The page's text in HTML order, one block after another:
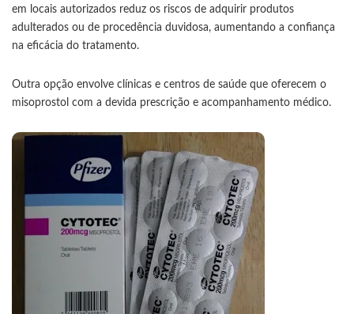
em locais autorizados reduz os riscos de adquirir produtos
adulterados ou de procedência duvidosa, aumentando a confiança
na eficácia do tratamento.
Outra opção envolve clínicas e centros de saúde que oferecem o
misoprostol com a devida prescrição e acompanhamento médico.